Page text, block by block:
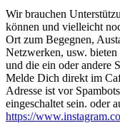
Wir brauchen
können und vielleicht
Ort zum Begegnen,
Netzwerken, usw.
und die ein oder andere
Melde Dich direkt im
Adresse ist vor
eingeschaltet sein. oder
https://